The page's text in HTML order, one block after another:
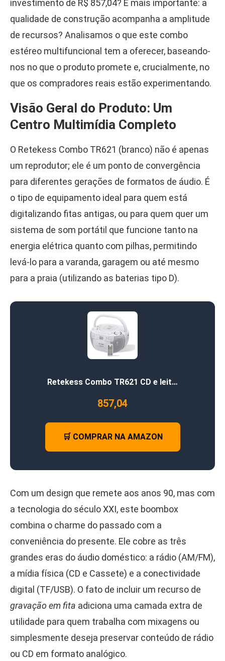
investimento de R$ 857,04? E mais importante: a
qualidade de construção acompanha a amplitude
de recursos? Analisamos o que este combo
estéreo multifuncional tem a oferecer, baseando-
nos no que o produto promete e, crucialmente, no
que os compradores reais estão experimentando.
Visão Geral do Produto: Um
Centro Multimídia Completo
O Retekess Combo TR621 (branco) não é apenas
um reprodutor; ele é um ponto de convergência
para diferentes gerações de formatos de áudio. É
o tipo de equipamento ideal para quem está
digitalizando fitas antigas, ou para quem quer um
sistema de som portátil que funcione tanto na
energia elétrica quanto com pilhas, permitindo
levá-lo para a varanda, garagem ou até mesmo
para a praia (utilizando as baterias tipo D).
Retekess Combo TR621 CD e leit…
857,04
🛒 COMPRAR NA AMAZON
Com um design que remete aos anos 90, mas com
a tecnologia do século XXI, este boombox
combina o charme do passado com a
conveniência do presente. Ele cobre as três
grandes eras do áudio doméstico: a rádio (AM/FM),
a mídia física (CD e Cassete) e a conectividade
digital (TF/USB). O fato de incluir um recurso de
gravação em fita adiciona uma camada extra de
utilidade para quem trabalha com mixagens ou
simplesmente deseja preservar conteúdo de rádio
ou CD em formato analógico.